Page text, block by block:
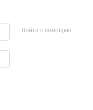
Войти с помощью